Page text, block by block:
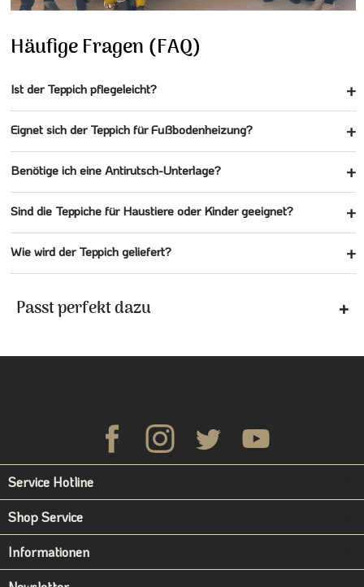
Häufige Fragen (FAQ)
Ist der Teppich pflegeleicht?
Eignet sich der Teppich für Fußbodenheizung?
Benötige ich eine Antirutsch-Unterlage?
Sind die Teppiche für Haustiere oder Kinder geeignet?
Wie wird der Teppich geliefert?
Passt perfekt dazu
Service Hotline
Shop Service
Informationen